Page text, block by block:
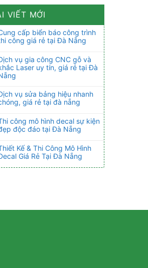
VIẾT MỚI
cấp biển báo công trình
công giá rẻ tại Đà Nẵng
vụ gia công CNC gỗ và
Laser uy tín, giá rẻ tại Đà
vụ sửa bảng hiệu nhanh
giá rẻ tại đà nẵng
công mô hình decal sự kiện
độc đáo tại Đà Nẵng
Kế & Thi Công Mô Hình
Giá Rẻ Tại Đà Nẵng